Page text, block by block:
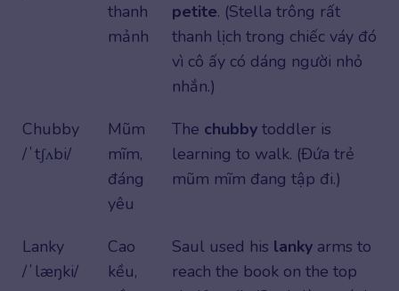
thanh
mảnh
petite. (Stella trông rất
thanh lịch trong chiếc váy đó
vì cô ấy có dáng người nhỏ
nhắn.)
Chubby
/ˈtʃʌbi/
Mũm
mĩm,
đáng
yêu
The chubby toddler is
learning to walk. (Đứa trẻ
mũm mĩm đang tập đi.)
Lanky
/ˈlæŋki/
Cao
kều,
Saul used his lanky arms to
reach the book on the top